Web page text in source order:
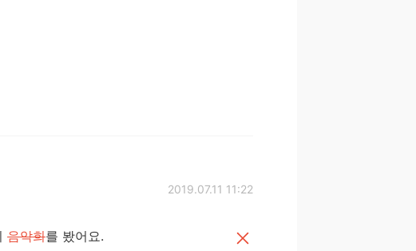
2019.07.11 11:22
음악희를 봤어요.